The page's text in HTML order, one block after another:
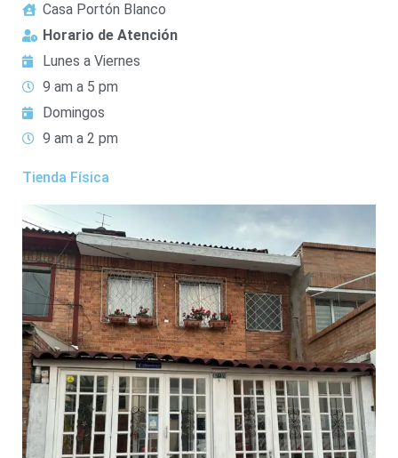
Casa Portón Blanco
Horario de Atención
Lunes a Viernes
9 am a 5 pm
Domingos
9 am a 2 pm
Tienda Física